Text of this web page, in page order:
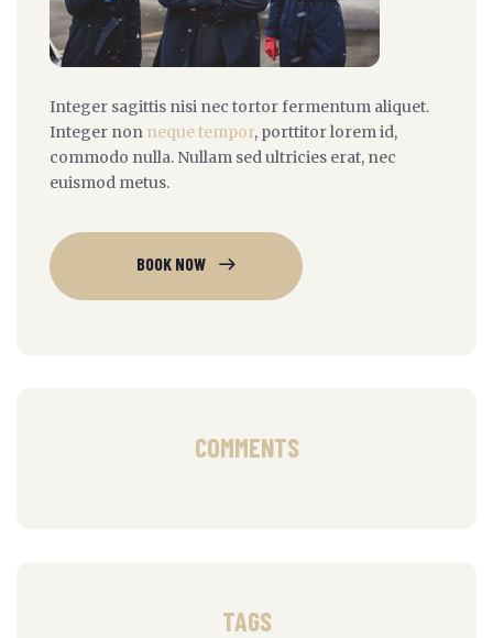
Integer sagittis nisi nec tortor fermentum aliquet.
Integer non neque tempor, porttitor lorem id,
commodo nulla. Nullam sed ultricies erat, nec
euismod metus.
BOOK NOW
COMMENTS
TAGS